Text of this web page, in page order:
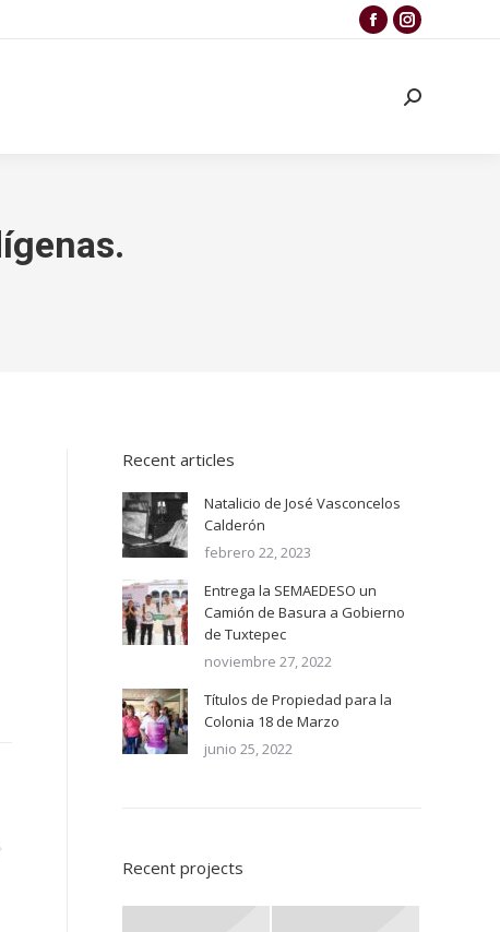
Recent articles
Natalicio de José Vasconcelos
Calderón
febrero 22, 2023
Entrega la SEMAEDESO un
Camión de Basura a Gobierno
de Tuxtepec
noviembre 27, 2022
Títulos de Propiedad para la
Colonia 18 de Marzo
junio 25, 2022
Recent projects